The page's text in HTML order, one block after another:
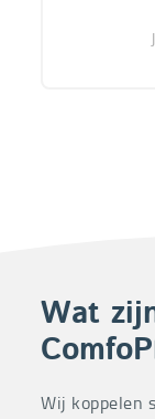
Wat
Wij koppelen